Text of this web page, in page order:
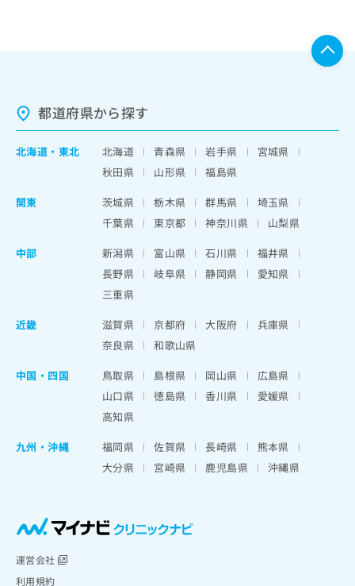
都道府県から探す
北海道 ・ 東北 北海道 青森県 岩手県
宮城県
秋田県
山形県
福島県
関東
茨城県 栃木県 群馬県
埼玉県
千葉県
東京都 神奈川県
山梨県
中部
新潟県 富山県 石川県
福井県
長野県
岐阜県 静岡県
愛知県
三重県
近畿
滋賀県 京都府 大阪府
兵庫県
奈良県
和歌山県
中国・四国
鳥取県 島根県 岡山県
広島県
山口県
徳島県 香川県
愛媛県
高知県
九州・沖縄
福岡県 佐賀県 長崎県
熊本県
大分県
宮崎県 鹿児島県 沖縄県
運営会社
利用規約